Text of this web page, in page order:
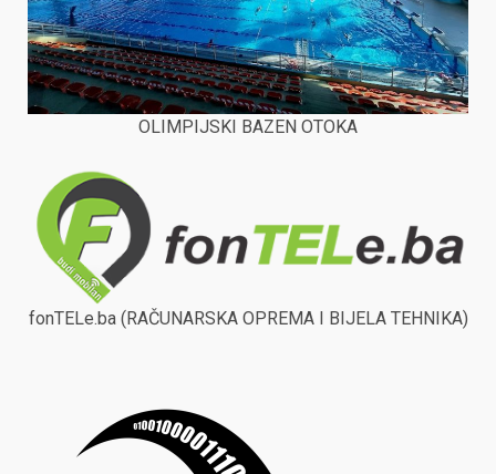
OLIMPIJSKI BAZEN OTOKA
fonTELe.ba (RAČUNARSKA OPREMA I BIJELA TEHNIKA)